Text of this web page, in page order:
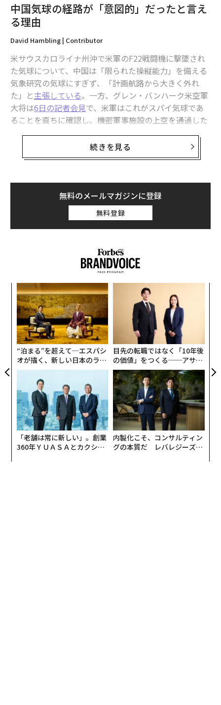
関連記事
中国、アジアで影響力「後退」 首位は今年も米国
中国のスパイ気球はトランプ政権下でも侵入、米国防総省発表
ディズニー、中国での強制労働を示唆する『シンプソンズ』の回を香港で
中国気球の経路が「意図的」だったと言え
る理由
David Hambling | Contributor
米サウスカロライナ州沖で米軍のF22戦闘機に撃墜され
た気球について、中国は「限られた操縦能力」を備える
気象研究の気球にすぎず、「計画航路から大きく外れ
た」と主張している。一方、グレン・バンハーク米空軍
大将は6日の記者会見で、米軍はこれがスパイ気球であ
ることを直ちに確認し、機密軍事施設の上空を通過した
ているのは、いったいどちらなのだろう？
時速442キロにも達するため、気球が巻き込まれれば針
路を制御することは困難にも思える。飛行船にとって、
風は高度がかなり低い空域であっても大きな問題だ。第
1次世界大戦で英国軍爆撃に出動したドイツ軍のツェッ
ペリンは、目的地に到達するのにさえ苦労した。1917年
その後、大気圏の解明が進むと、状況は一変した。大気
圏のモデリングとアルゴリズムの性能向上により、気球
は風向きに応じて高度を変えて希望の方向に進んだり、
地上の特定箇所の上空を周回したりすることさえできる
ようになった。グーグルの親会社アルファベットの「
Project Loon」はこうした技術を搭載した気球を使い、
2017年にハリケーン「マリア」の被害を受けた米領プエ
ルトリコの市民10万人にインターネット接続を提供し
続きを見る
無料のメールマガジンに登録
無料登録
“泊まる”を超えて─エスパシ
オが描く、新しい日本のラグ
ジュアリー（中編）
目先の転職ではなく「10年後
の価値」をつくる──アサイ
ンの長期伴走型支援とは
「老舗は常に新しい」。創業
360年ＹＵＡＳＡとカクシン
内製化こそ、コンサルティン
グの本質だ レバレジーズが